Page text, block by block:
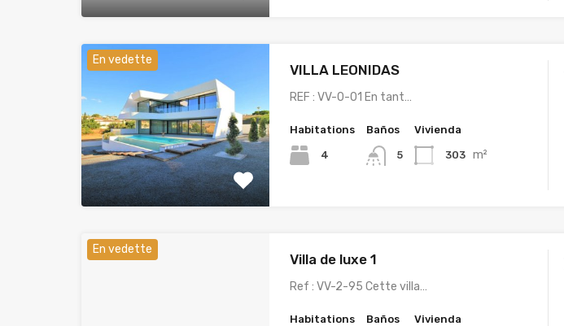
En vedette
VILLA LEONIDAS
REF : VV-0-01 En tant…
Habitations
4
Baños
5
Vivienda
303 m²
En vedette
Villa de luxe 1
Ref : VV-2-95 Cette villa…
Habitations Baños Vivienda